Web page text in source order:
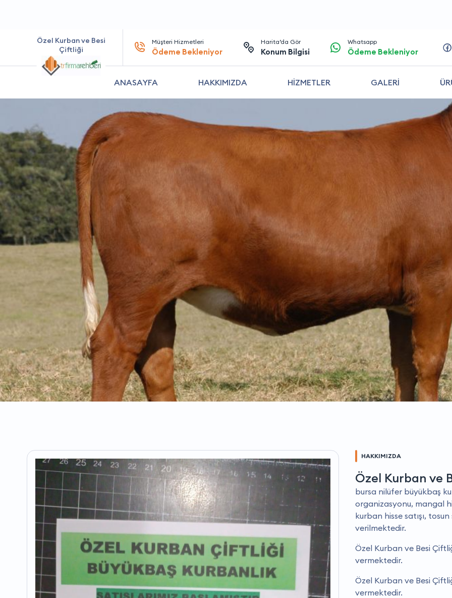
Özel Kurban ve Besi
Çiftliği
Müşteri Hizmetleri
Ödeme Bekleniyor
Harita’da Gör
Konum Bilgisi
Whatsapp
Ödeme Bekleniyor
ANASAYFA HAKKIMIZDA HİZMETLER GALERİ
HAKKIMIZDA
Özel Kurban ve
bursa nilüfer büyükbaş
organizasyonu, mangal
kurban hisse satışı,
verilmektedir.
Özel Kurban ve Besi
vermektedir.
Özel Kurban ve Besi
vermektedir.